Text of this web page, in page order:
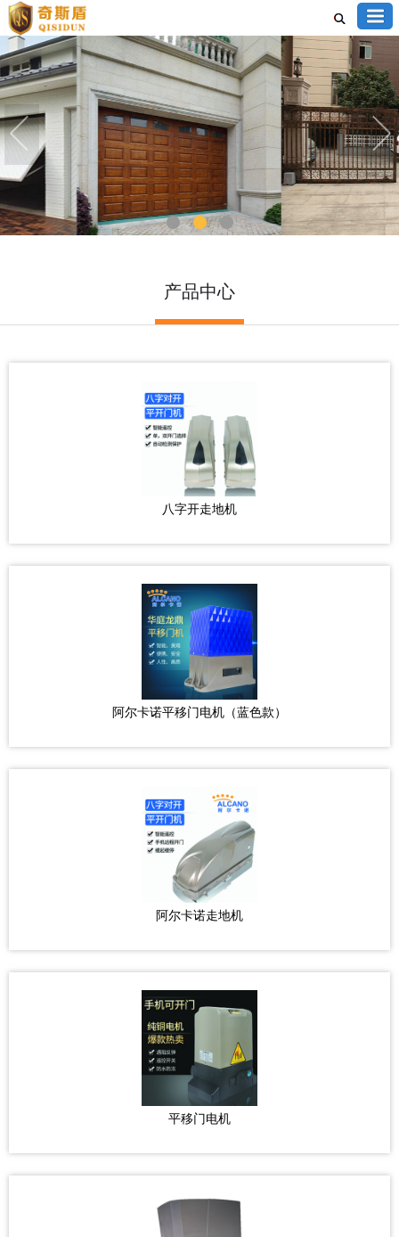
产品中心
八字开走地机
阿尔卡诺平移门电机（蓝色款）
阿尔卡诺走地机
平移门电机